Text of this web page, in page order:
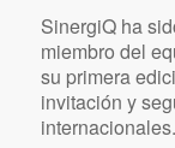
SinergiQ ha
miembro del
su primera
invitación y
internacionales.